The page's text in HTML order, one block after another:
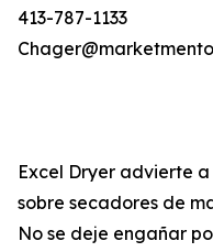
413-787-1133
Excel Dryer advierte
sobre secadores de
No se deje engañar